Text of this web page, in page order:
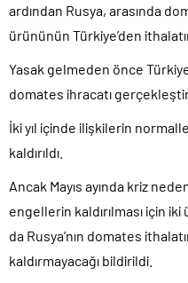
ardından Rusya, arasında
ürününün Türkiye’den
Yasak gelmeden önce
domates ihracatı
İki yıl içinde ilişkilerin
kaldırıldı.
Ancak Mayıs ayında kriz
engellerin kaldırılması için
da Rusya’nın domates
kaldırmayacağı bildirildi.